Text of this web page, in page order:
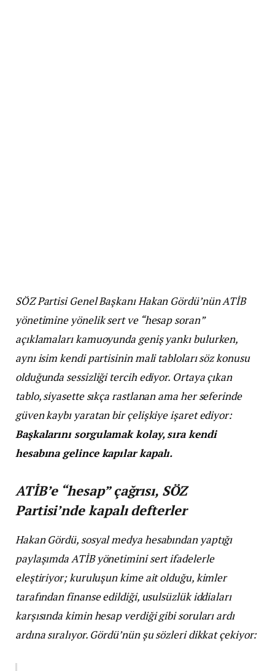
SÖZ Partisi Genel Başkanı Hakan Gördü’nün ATİB
yönetimine yönelik sert ve “hesap soran”
açıklamaları kamuoyunda geniş yankı bulurken,
aynı isim kendi partisinin mali tabloları söz konusu
olduğunda sessizliği tercih ediyor. Ortaya çıkan
tablo, siyasette sıkça rastlanan ama her seferinde
güven kaybı yaratan bir çelişkiye işaret ediyor:
Başkalarını sorgulamak kolay, sıra kendi
hesabına gelince kapılar kapalı.
ATİB’e “hesap” çağrısı, SÖZ
Partisi’nde kapalı defterler
Hakan Gördü, sosyal medya hesabından yaptığı
paylaşımda ATİB yönetimini sert ifadelerle
eleştiriyor; kuruluşun kime ait olduğu, kimler
tarafından finanse edildiği, usulsüzlük iddiaları
karşısında kimin hesap verdiği gibi soruları ardı
ardına sıralıyor. Gördü’nün şu sözleri dikkat çekiyor: